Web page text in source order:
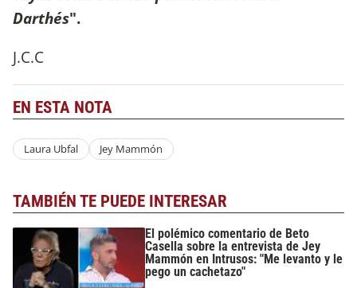
Darthés".
J.C.C
EN ESTA NOTA
Laura Ubfal Jey Mammón
TAMBIÉN TE PUEDE INTERESAR
El polémico comentario de Beto
Casella sobre la entrevista de Jey
Mammón en Intrusos: "Me levanto y le
pego un cachetazo"